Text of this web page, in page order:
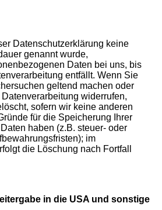
Datenschutzerklärung keine
genannt wurde,
Daten bei uns, bis
entfällt. Wenn Sie
geltend machen oder
widerrufen,
sofern wir keine anderen
für die Speicherung Ihrer
haben (z.B. steuer- oder
im
die Löschung nach Fortfall
in die USA und sonstige